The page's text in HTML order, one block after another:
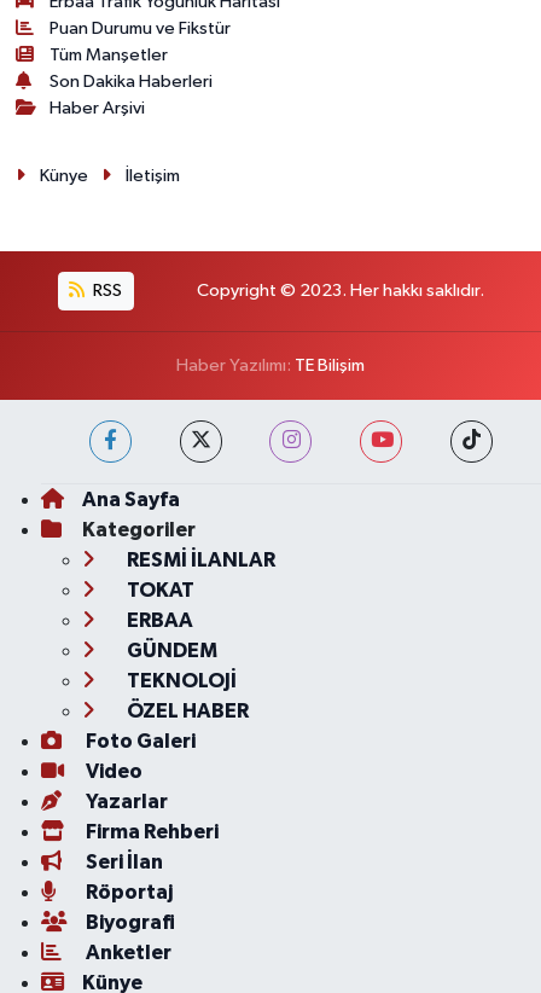
Puan Durumu ve Fikstür
Tüm Manşetler
Son Dakika Haberleri
Haber Arşivi
Künye İletişim
RSS Copyright © 2023. Her hakkı saklıdır.
Haber Yazılımı: TE Bilişim
Ana Sayfa
Kategoriler
RESMİ İLANLAR
TOKAT
ERBAA
GÜNDEM
TEKNOLOJİ
ÖZEL HABER
Foto Galeri
Video
Yazarlar
Firma Rehberi
Seri İlan
Röportaj
Biyografi
Anketler
Künye